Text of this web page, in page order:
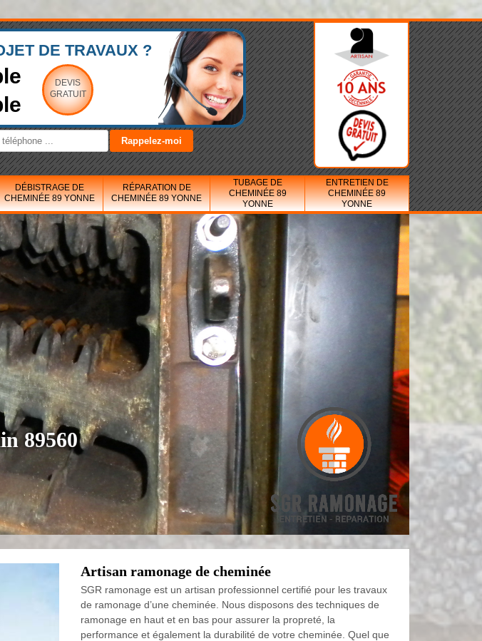
DE TRAVAUX ?
DEVIS
GRATUIT
DÉBISTRAGE DE
CHEMINÉE 89 YONNE
RÉPARATION DE
CHEMINÉE 89 YONNE
TUBAGE DE
CHEMINÉE 89
YONNE
ENTRETIEN DE
CHEMINÉE 89
YONNE
89560
Artisan ramonage de cheminée
SGR ramonage est un artisan professionnel certifié pour les travaux
de ramonage d’une cheminée. Nous disposons des techniques de
ramonage en haut et en bas pour assurer la propreté, la
performance et également la durabilité de votre cheminée. Quel que